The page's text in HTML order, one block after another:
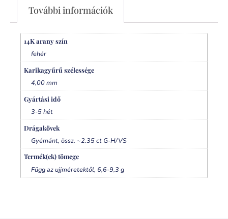
További információk
14K arany szín
fehér
Karikagyűrű szélessége
4,00 mm
Gyártási idő
3-5 hét
Drágakövek
Gyémánt, össz. ~2.35 ct G-H/VS
Termék(ek) tömege
Függ az ujjméretektől, 6,6-9,3 g